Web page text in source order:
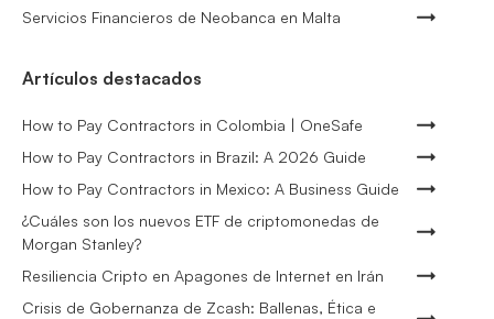
Servicios Financieros de Neobanca en Malta
Artículos destacados
How to Pay Contractors in Colombia | OneSafe
How to Pay Contractors in Brazil: A 2026 Guide
How to Pay Contractors in Mexico: A Business Guide
¿Cuáles son los nuevos ETF de criptomonedas de
Morgan Stanley?
Resiliencia Cripto en Apagones de Internet en Irán
Crisis de Gobernanza de Zcash: Ballenas, Ética e